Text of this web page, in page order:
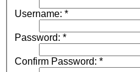
Username: *
Password: *
Confirm Password: *